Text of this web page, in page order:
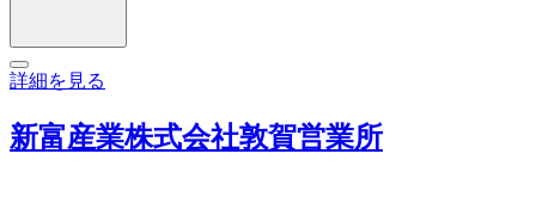
詳細を見る
新富産業株式会社敦賀営業所